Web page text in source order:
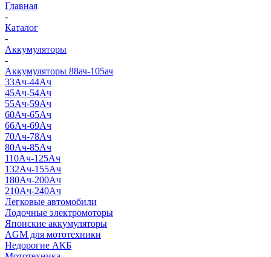
Главная
-
Каталог
-
Аккумуляторы
-
Аккумуляторы 88ач-105ач
33Ач-44Ач
45Ач-54Ач
55Ач-59Ач
60Ач-65Ач
66Ач-69Ач
70Ач-78Ач
80Ач-85Ач
110Ач-125Ач
132Ач-155Ач
180Ач-200Ач
210Ач-240Ач
Легковые автомобили
Лодочные электромоторы
Японские аккумуляторы
AGM для мототехники
Недорогие АКБ